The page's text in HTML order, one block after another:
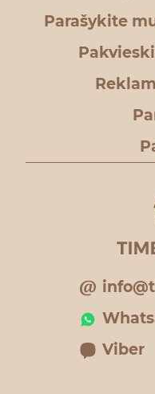
Parašykite
Viber